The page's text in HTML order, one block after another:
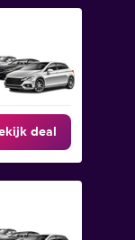
deal